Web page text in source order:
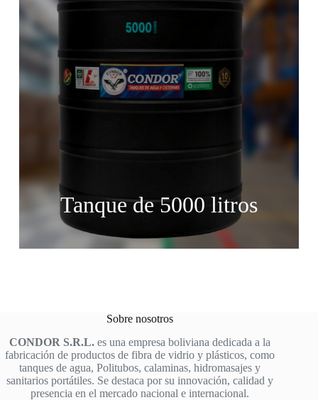
Tanque de 5000 litros
Sobre nosotros
CONDOR S.R.L. es una empresa boliviana dedicada a la
fabricación de productos de fibra de vidrio y plásticos, como
tanques de agua, Politubos, calaminas, hidromasajes y
sanitarios portátiles. Se destaca por su innovación, calidad y
presencia en el mercado nacional e internacional.